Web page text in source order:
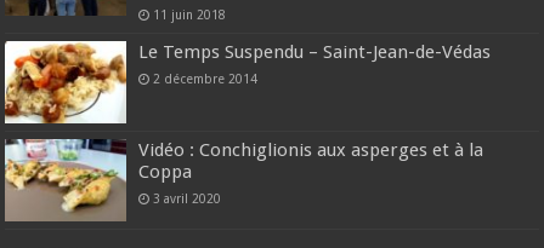
11 juin 2018
Le Temps Suspendu – Saint-Jean-de-Védas
2 décembre 2014
Vidéo : Conchiglionis aux asperges et à la
Coppa
3 avril 2020